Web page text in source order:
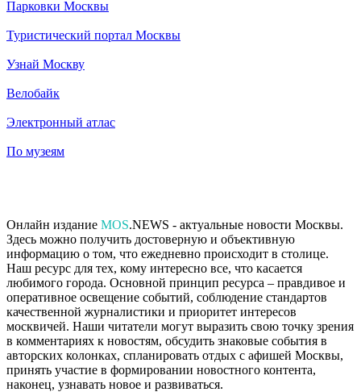
Парковки Москвы
Туристический портал Москвы
Узнай Москву
Велобайк
Электронный атлас
По музеям
Онлайн издание MOS.NEWS - актуальные новости Москвы.
Здесь можно получить достоверную и объективную
информацию о том, что ежедневно происходит в столице.
Наш ресурс для тех, кому интересно все, что касается
любимого города. Основной принцип ресурса – правдивое и
оперативное освещение событий, соблюдение стандартов
качественной журналистики и приоритет интересов
москвичей. Наши читатели могут выразить свою точку зрения
в комментариях к новостям, обсудить знаковые события в
авторских колонках, спланировать отдых с афишей Москвы,
принять участие в формировании новостного контента,
наконец, узнавать новое и развиваться.